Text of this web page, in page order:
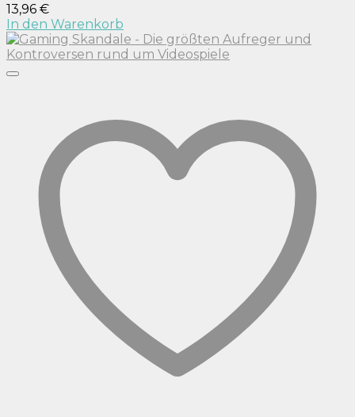
13,96 €
In den Warenkorb